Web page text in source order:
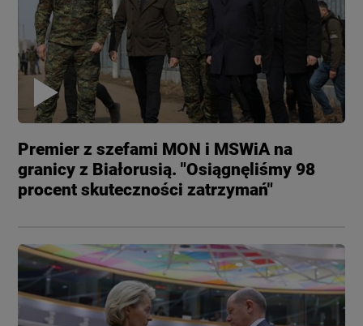
Premier z szefami MON i MSWiA na
granicy z Białorusią. "Osiągnęliśmy 98
procent skuteczności zatrzymań"